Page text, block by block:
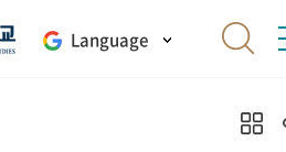
Language